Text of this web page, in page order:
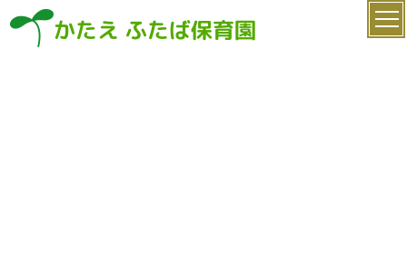
かたえ ふたば保育園